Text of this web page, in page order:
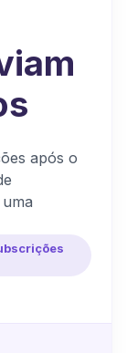
após o